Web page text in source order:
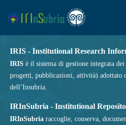
IRIS - Institutional Research
IRIS è il sistema di gestione integrata
progetti, pubblicazioni, attività) adottato
dell’Insubria.
IRInSubria - Institutional
IRInSubria raccoglie, conserva,